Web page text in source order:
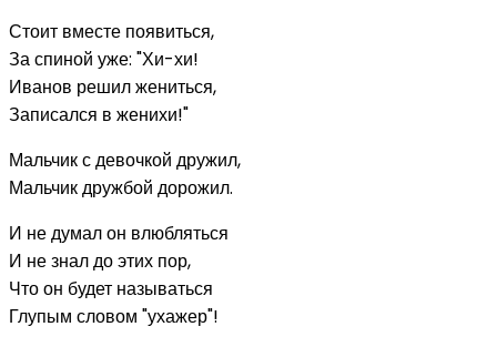
Стоит вместе появиться,
За спиной уже: "Хи-хи!
Иванов решил жениться,
Записался в женихи!"
Мальчик с девочкой дружил,
Мальчик дружбой дорожил.
И не думал он влюбляться
И не знал до этих пор,
Что он будет называться
Глупым словом "ухажер"!